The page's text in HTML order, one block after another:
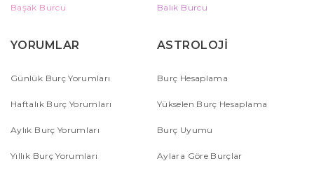
Başak Burcu Balık Burcu
YORUMLAR
Günlük Burç Yorumları
Haftalık Burç Yorumları
Aylık Burç Yorumları
Yıllık Burç Yorumları
ASTROLOJİ
Burç Hesaplama
Yükselen Burç Hesaplama
Burç Uyumu
Aylara Göre Burçlar